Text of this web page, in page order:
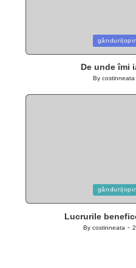
in
De unde îmi
Posted
Bycostinneata
in
Lucrurile
Posted
By costinneata